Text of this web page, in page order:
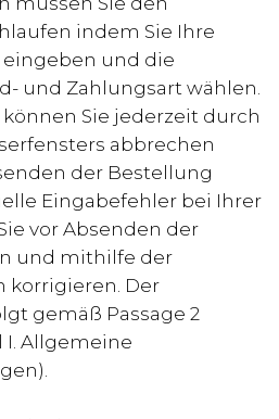
indem Sie Ihre
und die
und Zahlungsart wählen.
Sie jederzeit durch
abbrechen
der Bestellung
Eingabefehler bei Ihrer
vor Absenden der
und mithilfe der
korrigieren. Der
gemäß Passage 2
I. Allgemeine